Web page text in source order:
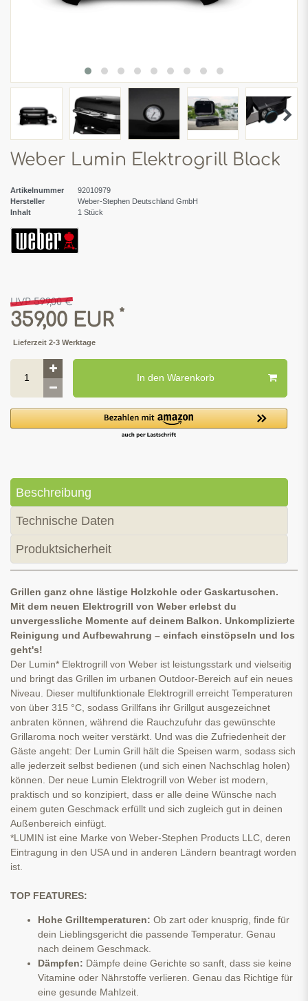
Weber Lumin Elektrogrill Black
Artikelnummer
92010979
Hersteller
Weber-Stephen Deutschland GmbH
Inhalt
1 Stück
UVP 599,00 €
359,00 EUR *
Lieferzeit 2-3 Werktage
In den Warenkorb
Beschreibung
Technische Daten
Produktsicherheit
Grillen ganz ohne lästige Holzkohle oder Gaskartuschen.
Mit dem neuen Elektrogrill von Weber erlebst du
unvergessliche Momente auf deinem Balkon. Unkomplizierte
Reinigung und Aufbewahrung – einfach einstöpseln und los
geht's!
Der Lumin* Elektrogrill von Weber ist leistungsstark und vielseitig
und bringt das Grillen im urbanen Outdoor-Bereich auf ein neues
Niveau. Dieser multifunktionale Elektrogrill erreicht Temperaturen
von über 315 °C, sodass Grillfans ihr Grillgut ausgezeichnet
anbraten können, während die Rauchzufuhr das gewünschte
Grillaroma noch weiter verstärkt. Und was die Zufriedenheit der
Gäste angeht: Der Lumin Grill hält die Speisen warm, sodass sich
alle jederzeit selbst bedienen (und sich einen Nachschlag holen)
können. Der neue Lumin Elektrogrill von Weber ist modern,
praktisch und so konzipiert, dass er alle deine Wünsche nach
einem guten Geschmack erfüllt und sich zugleich gut in deinen
Außenbereich einfügt.
*LUMIN ist eine Marke von Weber-Stephen Products LLC, deren
Eintragung in den USA und in anderen Ländern beantragt worden
ist.
TOP FEATURES:
Hohe Grilltemperaturen: Ob zart oder knusprig, finde für
dein Lieblingsgericht die passende Temperatur. Genau
nach deinem Geschmack.
Dämpfen: Dämpfe deine Gerichte so sanft, dass sie keine
Vitamine oder Nährstoffe verlieren. Genau das Richtige für
eine gesunde Mahlzeit.